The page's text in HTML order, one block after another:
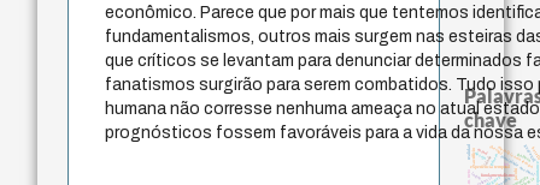
econômico. Parece que por mais que tentemos
fundamentalismos, outros mais surgem nas esteiras
que críticos se levantam para denunciar determinados
fanatismos surgirão para serem combatidos. Tudo isso
humana não corresse nenhuma ameaça no atual
prognósticos fossem favoráveis para a vida da nossa
chave
fundamentalismojacobi
protágoras
experiência temporalmetafísica do tempo
género
idade identidade nacional
j.c.m. neto
palavra
perdón violencia
guayaquil
logos acquaintance
desejo
sacrifíciomindtherapy
realidad